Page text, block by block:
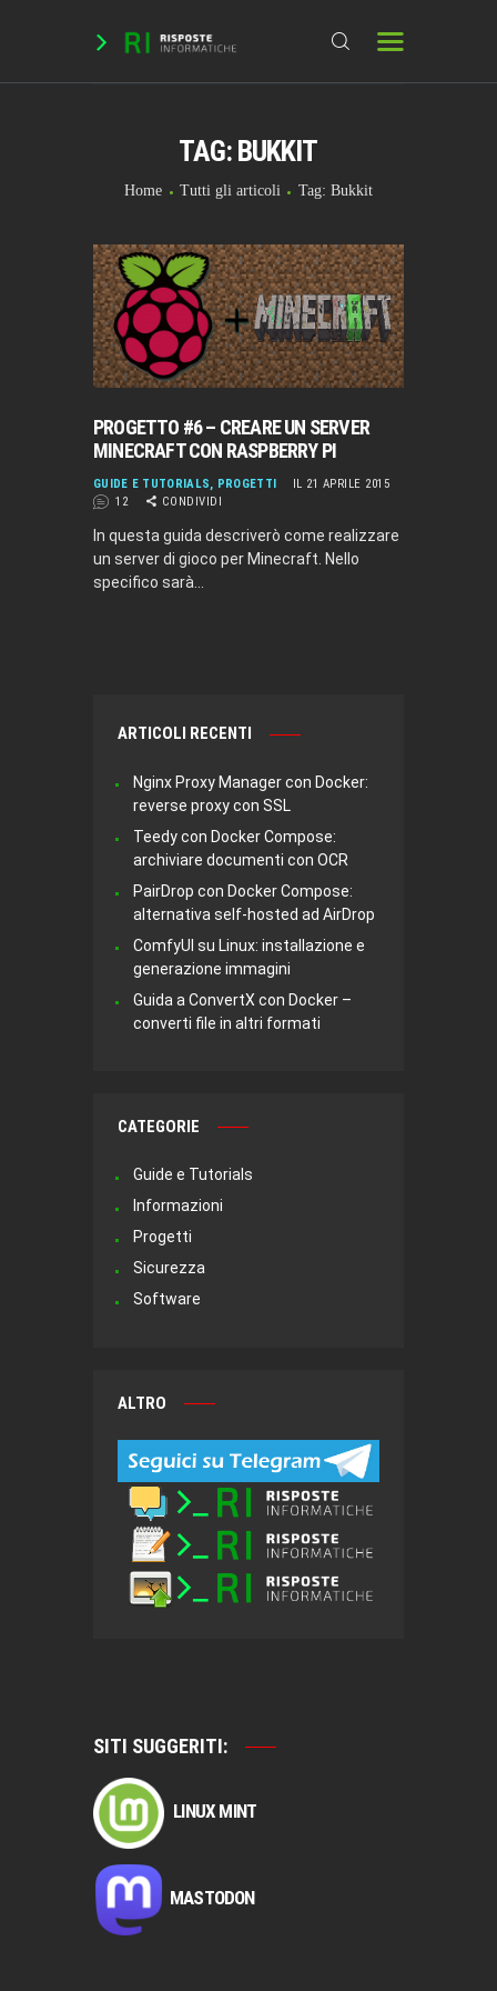
TAG: BUKKIT
Home Tutti gli articoli Tag: Bukkit
DOMANDE & RICHIESTE
BLOG
CHAT
FORUM
INFO
PROGETTO #6 – CREARE UN SERVER
MINECRAFT CON RASPBERRY PI
GUIDE E TUTORIALS, PROGETTI
IL 21 APRILE 2015
12
CONDIVIDI
In questa guida descriverò come realizzare
un server di gioco per Minecraft. Nello
specifico sarà…
ARTICOLI RECENTI
Nginx Proxy Manager con Docker:
reverse proxy con SSL
Teedy con Docker Compose:
archiviare documenti con OCR
PairDrop con Docker Compose:
alternativa self-hosted ad AirDrop
ComfyUI su Linux: installazione e
generazione immagini
Guida a ConvertX con Docker –
converti file in altri formati
CATEGORIE
Guide e Tutorials
Informazioni
Progetti
Sicurezza
Software
ALTRO
SITI SUGGERITI:
LINUX MINT
MASTODON